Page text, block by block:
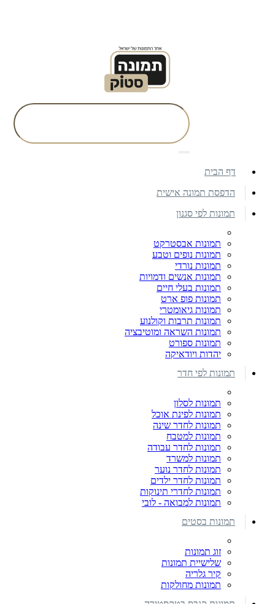
דף הבית
הדפסת תמונה אישית
תמונות לפי סגנון
תמונות אבסטרקט
תמונות נופים וטבע
תמונות נורדי
תמונות אנשים ודמויות
תמונות בעלי חיים
תמונות פופ ארט
תמונות גיאומטרי
תמונות תרבות וקולנוע
תמונות השראה ומוטיבציה
תמונות ספורט
יהדות ויודאיקה
תמונות לפי חדר
תמונות לסלון
תמונות לפינת אוכל
תמונות לחדר שינה
תמונות למטבח
תמונות לחדר עבודה
תמונות למשרד
תמונות לחדר נוער
תמונות לחדר ילדים
תמונות לחדרי תינוקות
תמונות למבואה - לובי
תמונות בסטים
זוג תמונות
שלישיית תמונות
קיר גלריה
תמונות מחולקות